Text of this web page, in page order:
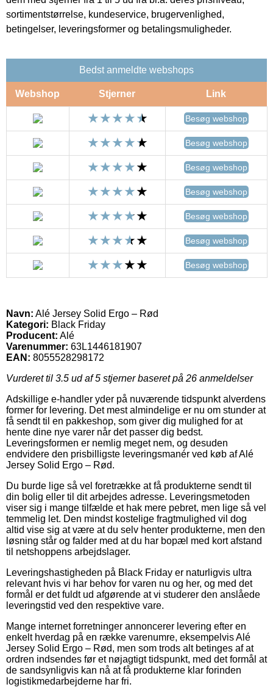
sortimentstørrelse, kundeservice, brugervenlighed,
betingelser, leveringsformer og betalingsmuligheder.
Bedst anmeldte webshops
Webshop Stjerner Link
Besøg webshop
Besøg webshop
Besøg webshop
Besøg webshop
Besøg webshop
Besøg webshop
Besøg webshop
Navn: Alé Jersey Solid Ergo – Rød
Kategori: Black Friday
Producent: Alé
Varenummer: 63L1446181907
EAN: 8055528298172
Vurderet til 3.5 ud af 5 stjerner baseret på 26 anmeldelser
Adskillige e-handler yder på nuværende tidspunkt alverdens
former for levering. Det mest almindelige er nu om stunder at
få sendt til en pakkeshop, som giver dig mulighed for at
hente dine nye varer når det passer dig bedst.
Leveringsformen er nemlig meget nem, og desuden
endvidere den prisbilligste leveringsmanér ved køb af Alé
Jersey Solid Ergo – Rød.
Du burde lige så vel foretrække at få produkterne sendt til
din bolig eller til dit arbejdes adresse. Leveringsmetoden
viser sig i mange tilfælde et hak mere pebret, men lige så vel
temmelig let. Den mindst kostelige fragtmulighed vil dog
altid vise sig at være at du selv henter produkterne, men den
løsning står og falder med at du har bopæl med kort afstand
til netshoppens arbejdslager.
Leveringshastigheden på Black Friday er naturligvis ultra
relevant hvis vi har behov for varen nu og her, og med det
formål er det fuldt ud afgørende at vi studerer den anslåede
leveringstid ved den respektive vare.
Mange internet forretninger annoncerer levering efter en
enkelt hverdag på en række varenumre, eksempelvis Alé
Jersey Solid Ergo – Rød, men som trods alt betinges af at
ordren indsendes før et nøjagtigt tidspunkt, med det formål at
de sandsynligvis kan nå at få produkterne klar forinden
logistikmedarbejderne har fri.